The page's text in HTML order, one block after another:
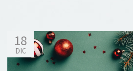
CONTATTI
18
DIC